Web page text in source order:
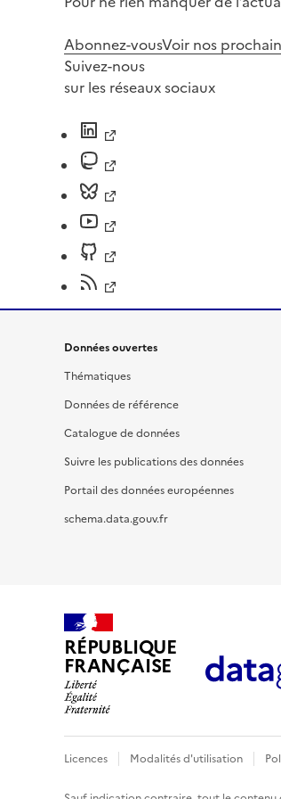
Abonnez-vousVoir nos
Suivez-nous
sur les réseaux sociaux
Données ouvertes
Thématiques
Données de référence
Catalogue de données
Suivre les publications des données
Portail des données européennes
schema.data.gouv.fr
RÉPUBLIQUE
FRANÇAISE
Licences Modalités d'utilisation